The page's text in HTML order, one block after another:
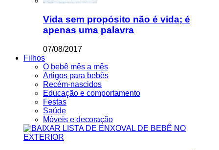
Vida sem propósito não é vida; é
apenas uma palavra
07/08/2017
Filhos
O bebê mês a mês
Artigos para bebês
Recém-nascidos
Educação e comportamento
Festas
Saúde
Móveis e decoração